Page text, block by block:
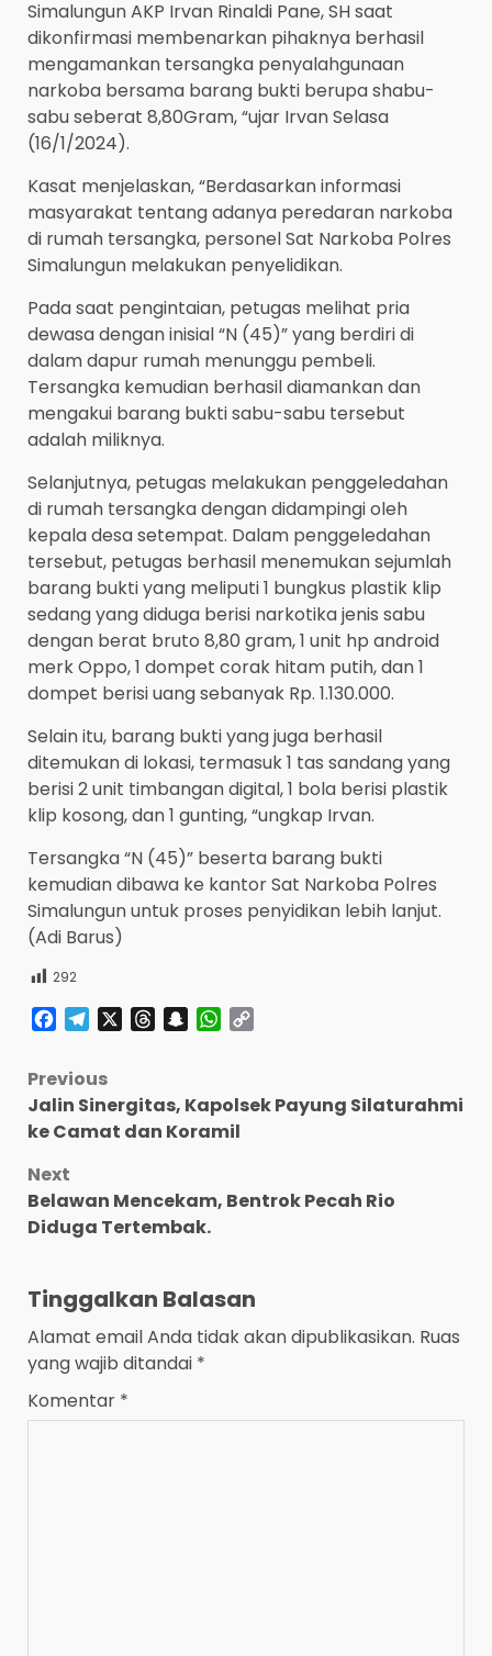
Simalungun AKP Irvan Rinaldi Pane, SH saat
dikonfirmasi membenarkan pihaknya berhasil
mengamankan tersangka penyalahgunaan
narkoba bersama barang bukti berupa shabu-
sabu seberat 8,80Gram, “ujar Irvan Selasa
(16/1/2024).
Kasat menjelaskan, “Berdasarkan informasi
masyarakat tentang adanya peredaran narkoba
di rumah tersangka, personel Sat Narkoba Polres
Simalungun melakukan penyelidikan.
Pada saat pengintaian, petugas melihat pria
dewasa dengan inisial “N (45)” yang berdiri di
dalam dapur rumah menunggu pembeli.
Tersangka kemudian berhasil diamankan dan
mengakui barang bukti sabu-sabu tersebut
adalah miliknya.
Selanjutnya, petugas melakukan penggeledahan
di rumah tersangka dengan didampingi oleh
kepala desa setempat. Dalam penggeledahan
tersebut, petugas berhasil menemukan sejumlah
barang bukti yang meliputi 1 bungkus plastik klip
sedang yang diduga berisi narkotika jenis sabu
dengan berat bruto 8,80 gram, 1 unit hp android
merk Oppo, 1 dompet corak hitam putih, dan 1
dompet berisi uang sebanyak Rp. 1.130.000.
Selain itu, barang bukti yang juga berhasil
ditemukan di lokasi, termasuk 1 tas sandang yang
berisi 2 unit timbangan digital, 1 bola berisi plastik
klip kosong, dan 1 gunting, “ungkap Irvan.
Tersangka “N (45)” beserta barang bukti
kemudian dibawa ke kantor Sat Narkoba Polres
Simalungun untuk proses penyidikan lebih lanjut.
(Adi Barus)
292
Facebook
TelegramThreadsSnapchatWhatsApp
Post
navigation
Previous
Jalin Sinergitas, Kapolsek Payung Silaturahmi
ke Camat dan Koramil
Next
Belawan Mencekam, Bentrok Pecah Rio
Diduga Tertembak.
Tinggalkan Balasan
Alamat email Anda tidak akan dipublikasikan. Ruas
yang wajib ditandai *
Komentar *